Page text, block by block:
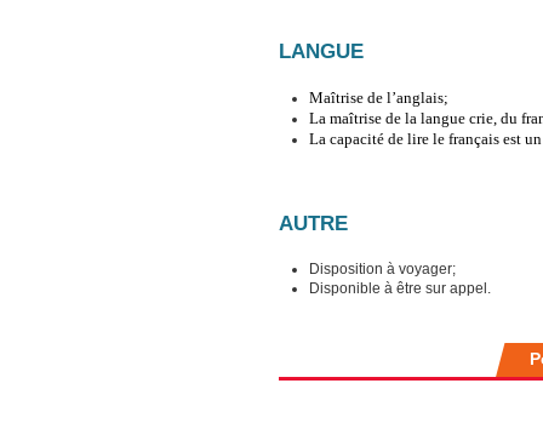
LANGUE
Maîtrise de l’anglais;
La maîtrise de la langue crie, du
La capacité de lire le français est
AUTRE
Disposition à voyager;
Disponible à être sur appel.